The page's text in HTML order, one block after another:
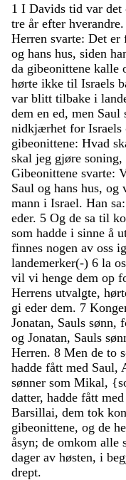
1 I Davids tid var det
tre år efter hverandre.
Herren svarte: Det er
og hans hus, siden
da gibeonittene kalle
hørte ikke til Israels
var blitt tilbake i
dem en ed, men Saul
nidkjærhet for Israels
gibeonittene: Hvad
skal jeg gjøre soning,
Gibeonittene svarte:
Saul og hans hus, og
mann i Israel. Han sa:
eder. 5 Og de sa til
som hadde i sinne å
finnes nogen av oss
landemerker(-) 6 la
vil vi henge dem op
Herrens utvalgte,
gi eder dem. 7
Jonatan, Sauls sønn,
og Jonatan, Sauls
Herren. 8 Men de to
hadde fått med Saul,
sønner som Mikal, {
datter, hadde fått med
Barsillai, dem tok
gibeonittene, og de
åsyn; de omkom alle
dager av høsten, i
drept.